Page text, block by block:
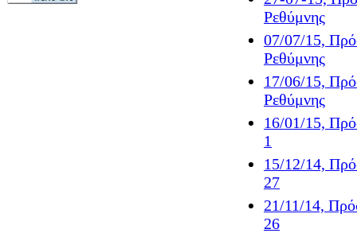
Ρεθύμνης
07/07/15,
Ρεθύμνης
17/06/15,
Ρεθύμνης
16/01/15,
1
15/12/14,
27
21/11/14,
26